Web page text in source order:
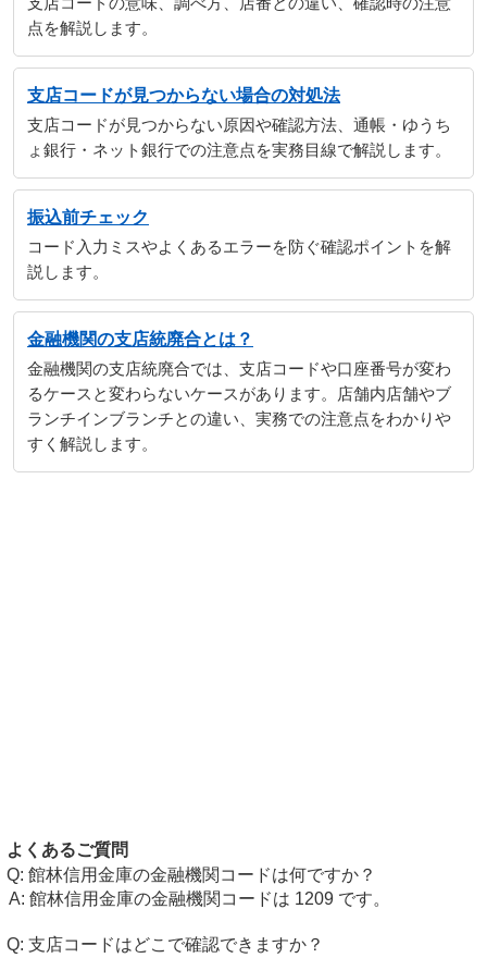
点を解説します。
支店コードが見つからない場合の対処法
支店コードが見つからない原因や確認方法、通帳・ゆうち
ょ銀行・ネット銀行での注意点を実務目線で解説します。
振込前チェック
コード入力ミスやよくあるエラーを防ぐ確認ポイントを解
説します。
金融機関の支店統廃合とは？
金融機関の支店統廃合では、支店コードや口座番号が変わ
るケースと変わらないケースがあります。店舗内店舗やブ
ランチインブランチとの違い、実務での注意点をわかりや
すく解説します。
よくあるご質問
館林信用金庫の金融機関コードは何ですか？
館林信用金庫の金融機関コードは 1209 です。
支店コードはどこで確認できますか？